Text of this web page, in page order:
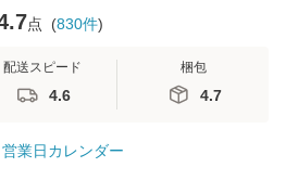
点 (830件)
配送スピード
4.6
梱包
4.7
営業日カレンダー